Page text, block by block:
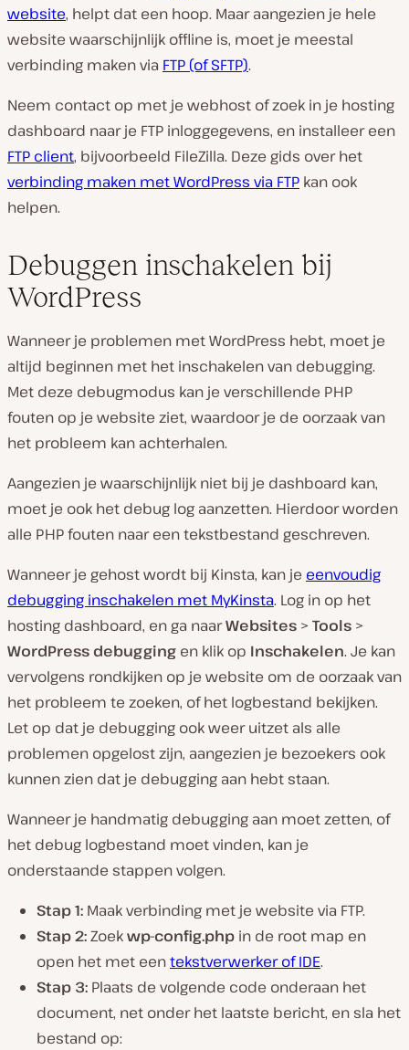
website, helpt dat een hoop. Maar aangezien je hele
website waarschijnlijk offline is, moet je meestal
verbinding maken via FTP (of SFTP).
Neem contact op met je webhost of zoek in je hosting
dashboard naar je FTP inloggegevens, en installeer een
FTP client, bijvoorbeeld FileZilla. Deze gids over het
verbinding maken met WordPress via FTP kan ook
helpen.
Debuggen inschakelen bij
WordPress
Wanneer je problemen met WordPress hebt, moet je
altijd beginnen met het inschakelen van debugging.
Met deze debugmodus kan je verschillende PHP
fouten op je website ziet, waardoor je de oorzaak van
het probleem kan achterhalen.
Aangezien je waarschijnlijk niet bij je dashboard kan,
moet je ook het debug log aanzetten. Hierdoor worden
alle PHP fouten naar een tekstbestand geschreven.
Wanneer je gehost wordt bij Kinsta, kan je eenvoudig
debugging inschakelen met MyKinsta. Log in op het
hosting dashboard, en ga naarWebsites >Tools >
WordPress debugging en klik op Inschakelen. Je kan
vervolgens rondkijken op je website om de oorzaak van
het probleem te zoeken, of het logbestand bekijken.
Let op dat je debugging ook weer uitzet als alle
problemen opgelost zijn, aangezien je bezoekers ook
kunnen zien dat je debugging aan hebt staan.
Wanneer je handmatig debugging aan moet zetten, of
het debug logbestand moet vinden, kan je
onderstaande stappen volgen.
Stap 1: Maak verbinding met je website via FTP.
Stap 2:Zoekwp-config.php in de root map en
open het met eentekstverwerker of IDE.
Stap 3: Plaats de volgende code onderaan het
document, net onder het laatste bericht, en sla het
bestand op: